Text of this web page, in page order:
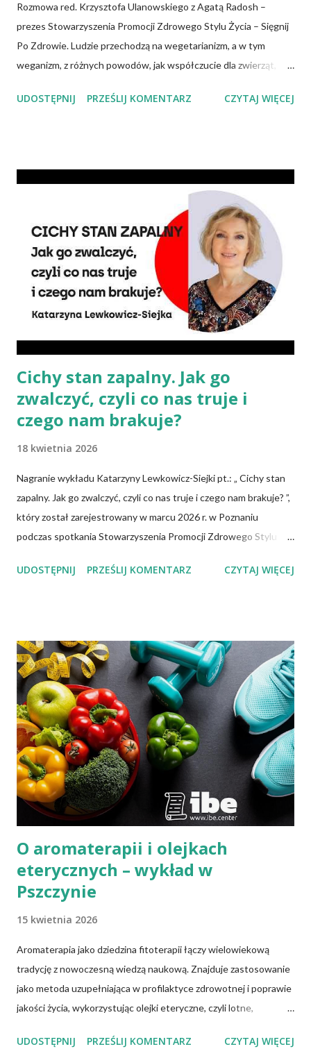
Rozmowa red. Krzysztofa Ulanowskiego z Agatą Radosh –
prezes Stowarzyszenia Promocji Zdrowego Stylu Życia – Sięgnij
Po Zdrowie. Ludzie przechodzą na wegetarianizm, a w tym
weganizm, z różnych powodów, jak współczucie dla zwierząt,
Wiadomo, że czerwone mięso zwiększa ryzyko nowotworów,
składników? Talerz, nie słupki Albo inaczej – czy przechodząc na
wegetarianizm, a zwłaszcza weganizm, trzeba się liczyć z tym, że
wszystkie składniki będzie się skrupulatnie sumowało w
słupkach? – Nie ma takiej potrzeby – uspokaja Agata Radosh,
prezes Stowarzyszenia Promocji Zdrowego Stylu Życia – Sięgnij
Po Zdrowie. – Choć owszem, gdy chcemy nauczyć się podstaw
komponowania diety wegańskiej, możemy spisywać to, co
spożywamy, w jakich ilościach, jaką ma to wartość od...
UDOSTĘPNIJ PRZEŚLIJ KOMENTARZ CZYTAJ WIĘCEJ
Cichy stan zapalny. Jak go
zwalczyć, czyli co nas truje i
czego nam brakuje?
18 kwietnia 2026
Nagranie wykładu Katarzyny Lewkowicz-Siejki pt.: „ Cichy stan
zapalny. Jak go zwalczyć, czyli co nas truje i czego nam brakuje? ”,
który został zarejestrowany w marcu 2026 r. w Poznaniu
podczas spotkania Stowarzyszenia Promocji Zdrowego Stylu
dziennikarka, publicystka, promotorka zdrowego stylu życia,
UDOSTĘPNIJ PRZEŚLIJ KOMENTARZ CZYTAJ WIĘCEJ
O aromaterapii i olejkach
eterycznych – wykład w
Pszczynie
15 kwietnia 2026
Aromaterapia jako dziedzina fitoterapii łączy wielowiekową
tradycję z nowoczesną wiedzą naukową. Znajduje zastosowanie
jako metoda uzupełniająca w profilaktyce zdrowotnej i poprawie
jakości życia, wykorzystując olejki eteryczne, czyli lotne,
części roślin. Olejki te wykazują określone właściwości
UDOSTĘPNIJ PRZEŚLIJ KOMENTARZ CZYTAJ WIĘCEJ